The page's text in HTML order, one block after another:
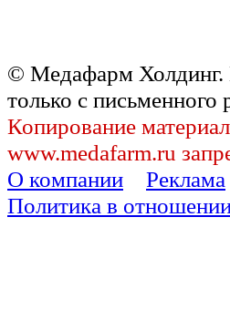
© Медафарм Холдинг.
только с письменного
Копирование
www.medafarm.ru
О компании
Реклама
Политика в